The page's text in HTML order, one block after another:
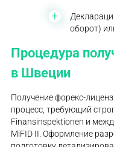
оборот)
Процедура
в Швеции
Получение форекс-
процесс, требующий
Finansinspektionen и
MiFID II. Оформление